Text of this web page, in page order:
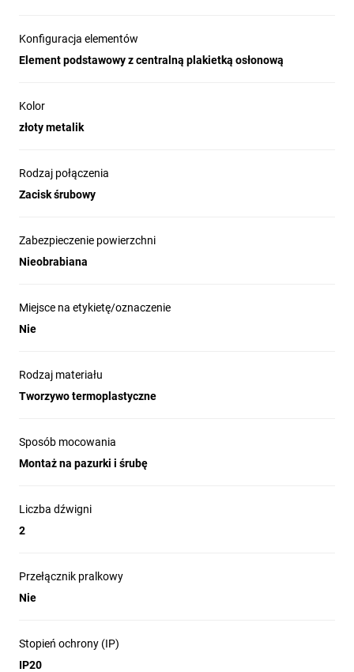
Konfiguracja elementów
Element podstawowy z centralną plakietką osłonową
Kolor
złoty metalik
Rodzaj połączenia
Zacisk śrubowy
Zabezpieczenie powierzchni
Nieobrabiana
Miejsce na etykietę/oznaczenie
Nie
Rodzaj materiału
Tworzywo termoplastyczne
Sposób mocowania
Montaż na pazurki i śrubę
Liczba dźwigni
2
Przełącznik pralkowy
Nie
Stopień ochrony (IP)
IP20